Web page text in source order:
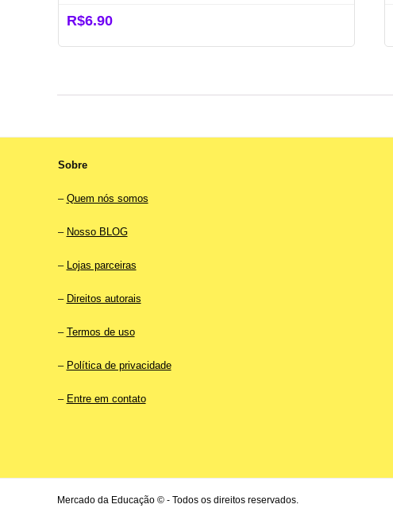
R$6.90
Sobre
– Quem nós somos
– Nosso BLOG
– Lojas parceiras
– Direitos autorais
– Termos de uso
– Política de privacidade
– Entre em contato
Mercado da Educação © - Todos os direitos reservados.